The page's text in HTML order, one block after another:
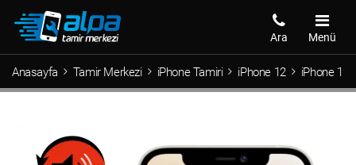
Menü
Ara
Anasayfa Tamir Merkezi iPhone Tamiri iPhone 12 iPhone 12